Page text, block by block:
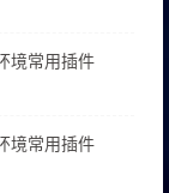
境常用插件
境常用插件